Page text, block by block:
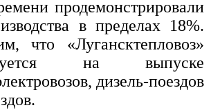
продемонстрировали
в пределах 18%.
что «Лугансктепловоз»
на выпуске
дизель-поездов